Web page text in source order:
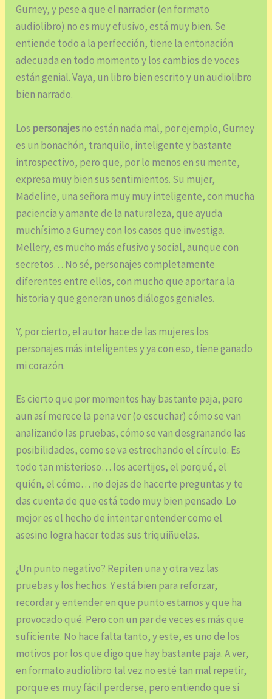
Gurney, y pese a que el narrador (en formato
audiolibro) no es muy efusivo, está muy bien. Se
entiende todo a la perfección, tiene la entonación
adecuada en todo momento y los cambios de voces
están genial. Vaya, un libro bien escrito y un audiolibro
bien narrado.
Los personajesno están nada mal, por ejemplo, Gurney
es un bonachón, tranquilo, inteligente y bastante
introspectivo, pero que, por lo menos en su mente,
expresa muy bien sus sentimientos. Su mujer,
Madeline, una señora muy muy inteligente, con mucha
paciencia y amante de la naturaleza, que ayuda
muchísimo a Gurney con los casos que investiga.
Mellery, es mucho más efusivo y social, aunque con
secretos… No sé, personajes completamente
diferentes entre ellos, con mucho que aportar a la
historia y que generan unos diálogos geniales.
Y, por cierto, el autor hace de las mujeres los
personajes más inteligentes y ya con eso, tiene ganado
mi corazón.
Es cierto que por momentos hay bastante paja, pero
aun así merece la pena ver (o escuchar) cómo se van
analizando las pruebas, cómo se van desgranando las
posibilidades, como se va estrechando el círculo. Es
todo tan misterioso… los acertijos, el porqué, el
quién, el cómo… no dejas de hacerte preguntas y te
das cuenta de que está todo muy bien pensado. Lo
mejor es el hecho de intentar entender como el
asesino logra hacer todas sus triquiñuelas.
¿Un punto negativo? Repiten una y otra vez las
pruebas y los hechos. Y está bien para reforzar,
recordar y entender en que punto estamos y que ha
provocado qué. Pero con un par de veces es más que
suficiente. No hace falta tanto, y este, es uno de los
motivos por los que digo que hay bastante paja. A ver,
en formato audiolibro tal vez no esté tan mal repetir,
porque es muy fácil perderse, pero entiendo que si